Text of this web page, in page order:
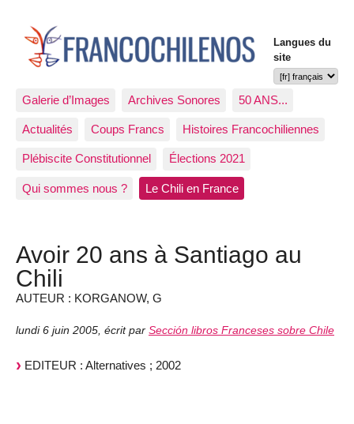
Langues du
site
Galerie d’Images Archives Sonores 50 ANS...
Actualités Coups Francs Histoires Francochiliennes
Plébiscite Constitutionnel Élections 2021
Qui sommes nous ? Le Chili en France
Avoir 20 ans à Santiago au
Chili
AUTEUR : KORGANOW, G
lundi 6 juin 2005, écrit par Sección libros Franceses sobre Chile
EDITEUR : Alternatives ; 2002